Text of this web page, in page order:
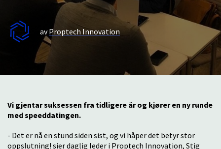
avProptech Innovation
Vi gjentar suksessen fra tidligere år og kjører en ny runde
med speeddatingen.
- Det er nå en stund siden sist, og vi håper det betyr stor
oppslutning! sier daglig leder i Proptech Innovation, Stig